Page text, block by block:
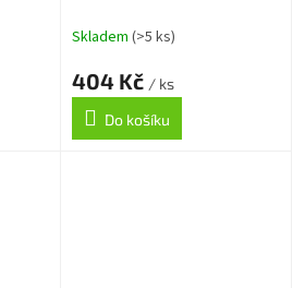
Skladem (>5 ks)
404 Kč / ks
Do košíku